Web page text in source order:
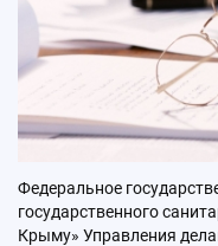
Федеральное
государственного
Крыму» Управления